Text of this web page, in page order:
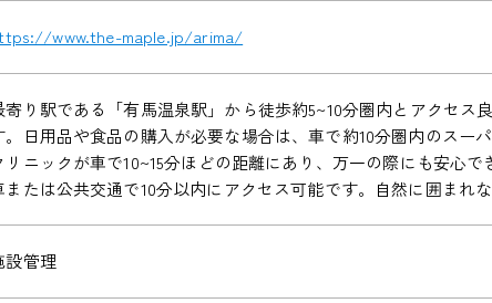
www.the-maple.jp/arima/
寄り駅である「有馬温泉駅」から徒歩約5~10分圏内とアクセス
。日用品や食品の購入が必要な場合は、車で約10分圏内のスー
リニックが車で10~15分ほどの距離にあり、万一の際にも安心で
または公共交通で10分以内にアクセス可能です。自然に囲まれ
設管理